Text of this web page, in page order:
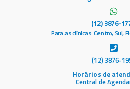
(12) 3876-
Para as clínicas: Centro, Sul,
(12) 3876-
Horários de
Central de